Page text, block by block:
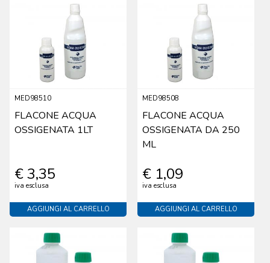
MED98510
FLACONE ACQUA
OSSIGENATA 1LT
€ 3,35
iva esclusa
AGGIUNGI AL CARRELLO
MED98508
FLACONE ACQUA
OSSIGENATA DA 250
ML
€ 1,09
iva esclusa
AGGIUNGI AL CARRELLO